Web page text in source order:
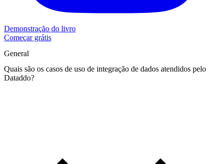
Demonstração do livro
Começar grátis
General
Quais são os casos de uso de integração de dados atendidos pelo
Dataddo?